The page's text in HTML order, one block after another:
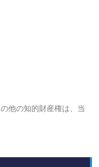
他の知的財産権は、当